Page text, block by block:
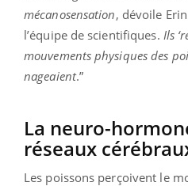
mécanosensation, dévoile
l’équipe de scientifiques. Ils
mouvements physiques des
nageaient.”
La neuro-
réseaux
Les poissons perçoivent le